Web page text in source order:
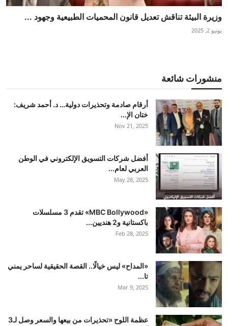
وزيرة البيئة تناقش تعديل قانون المحميات الطبيعية وجهود ...
يونيو 2, 2025
منشورات شائعة
أرقام صادمة وتحذيرات دولية… د. أحمد شريف:
ختان الإ...
Nov 21, 2025
أفضل شركات التسويق الإلكتروني في الوطن
العربي لعام...
May 28, 2025
«MBC Bollywood» تقدم 3 مسلسلات
باكستانية و2 هنديين...
Feb 28, 2025
«المداح» ليس خيالًا.. القصة الحقيقية لساحر يمني
تا...
Mar 9, 2025
عظمة اللوح «تحذيرات من بيعها والسعر وصل لـ3